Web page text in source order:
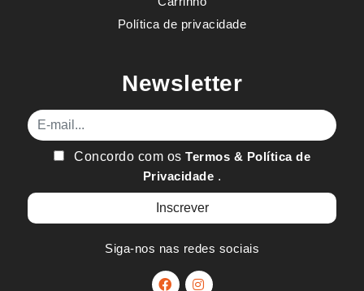
Política de privacidade
Newsletter
E-mail
Concordo com osTermos & Política de
Privacidade .
Siga-nos nas redes sociais